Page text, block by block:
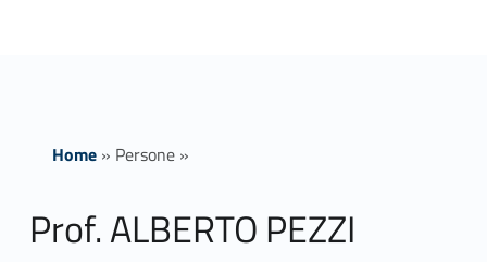
Home» Persone»
Prof. ALBERTO PEZZI